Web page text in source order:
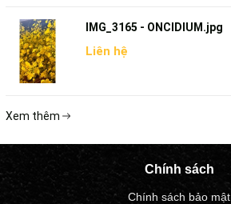
IMG_3165 - ONCIDIUM.jpg
Liên hệ
Xem thêm
Chính sách
Chính sách bảo mật